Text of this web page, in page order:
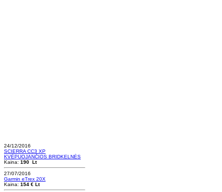
24/12/2016
SCIERRA CC3 XP
KVĖPUOJANČIOS BRIDKELNĖS
Kaina: 190 Lt
27/07/2016
Garmin eTrex 20X
Kaina: 154 € Lt